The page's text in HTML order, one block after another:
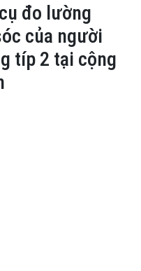
đo lường
của người
típ 2 tại cộng